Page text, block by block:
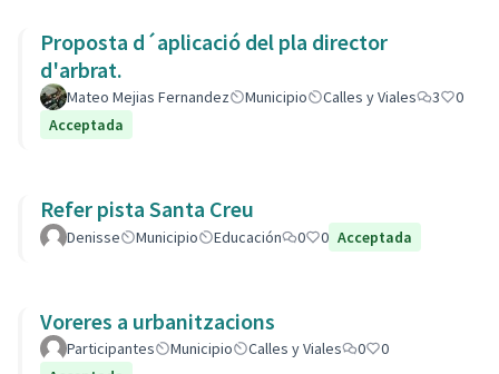
Proposta d´aplicació del pla director
d'arbrat.
Mateo Mejias Fernandez Municipio Calles y Viales 3
0
Acceptada
Refer pista Santa Creu
Denisse Municipio Educación 0 0 Acceptada
Voreres a urbanitzacions
Participantes Municipio Calles y Viales 0
0